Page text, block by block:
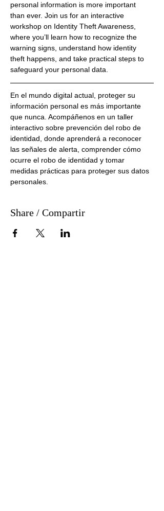
personal information is more important
than ever. Join us for an interactive
workshop on Identity Theft Awareness,
where you’ll learn how to recognize the
warning signs, understand how identity
theft happens, and take practical steps to
safeguard your personal data.
En el mundo digital actual, proteger su
información personal es más importante
que nunca. Acompáñenos en un taller
interactivo sobre prevención del robo de
identidad, donde aprenderá a reconocer
las señales de alerta, comprender cómo
ocurre el robo de identidad y tomar
medidas prácticas para proteger sus datos
personales.
Share / Compartir